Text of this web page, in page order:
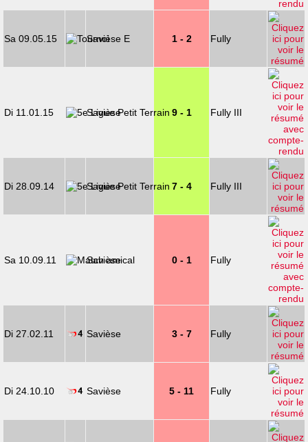
Sa 09.05.15 Savièse E 1 - 2 Fully
Di 11.01.15 Savièse 9 - 1 Fully III
Di 28.09.14 Savièse 7 - 4 Fully III
Sa 10.09.11 Savièse 0 - 1 Fully
Di 27.02.11 Savièse 3 - 7 Fully
Di 24.10.10 Savièse 5 - 11 Fully